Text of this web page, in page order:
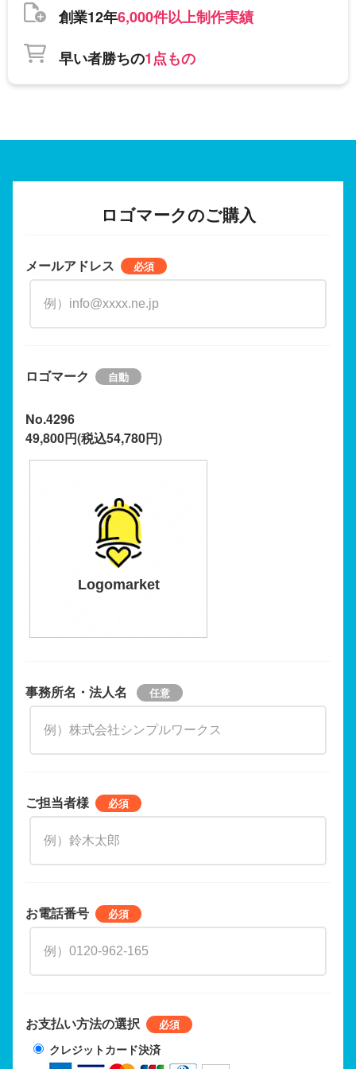
創業12年6,000件以上制作実績
早い者勝ちの1点もの
ロゴマークのご購入
メールアドレス
ロゴマーク
No.4296
49,800円(税込54,780円)
Logomarket
事務所名・法人名
ご担当者様
お電話番号
お支払い方法の選択
クレジットカード決済